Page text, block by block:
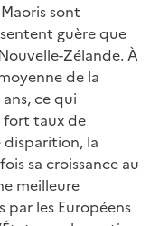
sont
guère que
Zélande. À
de la
ce qui
fort taux de
la
sa croissance au
meilleure
par les Européens